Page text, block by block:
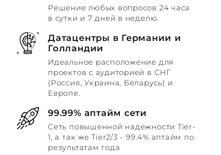
Решение любых вопросов 24 часа
в сутки и 7 дней в неделю.
Датацентры в Германии и
Голландии
Идеальное расположение для
проектов с аудиторией в СНГ
(Россия, Украина, Беларусь) и
Европе.
99.99% аптайм сети
Сеть повышенной надежности Tier-
1, а так же Tier2/3 - 99.4% аптайм по
результатам года